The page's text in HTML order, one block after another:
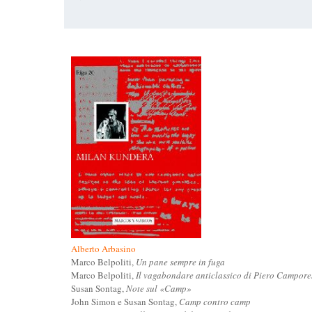
Alberto Arbasino
Marco Belpoliti, Un pane sempre in fuga
Marco Belpoliti,Il vagabondare anticlassico di Piero
Susan Sontag,Note sul «Camp»
John Simon e Susan Sontag, Camp contro camp